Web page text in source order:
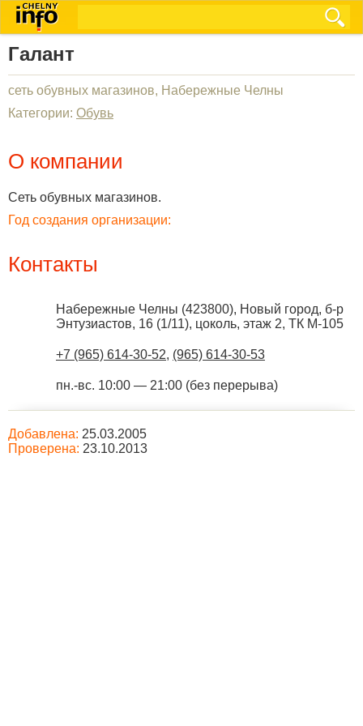
Галант
сеть обувных магазинов, Набережные Челны
Категории: Обувь
О компании
Сеть обувных магазинов.
Год создания организации:
Контакты
Набережные Челны (423800), Новый город, б-р
Энтузиастов, 16 (1/11), цоколь, этаж 2, ТК М-105
+7 (965) 614-30-52, (965) 614-30-53
пн.-вс. 10:00 — 21:00 (без перерыва)
Добавлена: 25.03.2005
Проверена: 23.10.2013